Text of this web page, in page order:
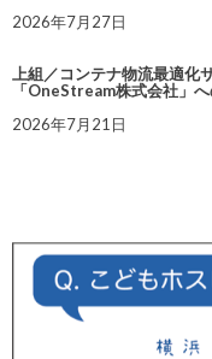
2026年7月27日
上組／コンテナ物流最適化
「OneStream株式会社」
2026年7月21日